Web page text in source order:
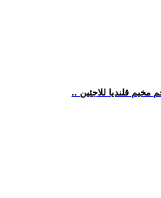
مخيم قلنديا للاجئين